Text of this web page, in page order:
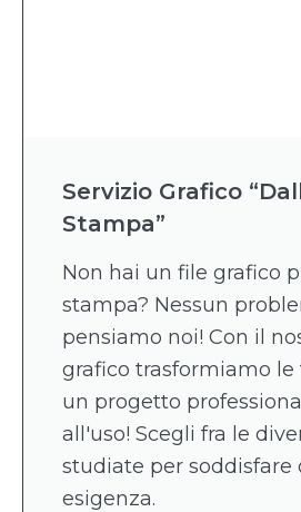
Servizio Grafico
Stampa”
Non hai un file grafico
stampa? Nessun
pensiamo noi! Con il
grafico trasformiamo le
un progetto
all'uso! Scegli fra le
studiate per soddisfare
esigenza.